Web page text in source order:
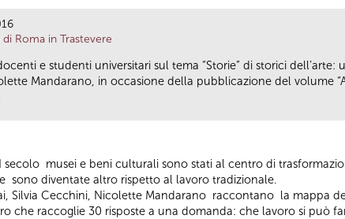
di Roma in Trastevere
e studenti universitari sul tema “Storie” di storici
Mandarano, in occasione della pubblicazione del volume
secolo musei e beni culturali sono stati al centro di
sono diventate altro rispetto al lavoro tradizionale.
Silvia Cecchini, Nicolette Mandarano raccontano la mappa
che raccoglie 30 risposte a una domanda: che lavoro si può